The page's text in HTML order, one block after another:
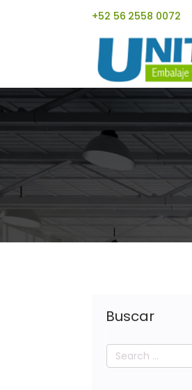
+52 56 2558 0072
Buscar
Search
for: